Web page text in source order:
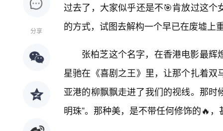
分享
过去了，大家似乎还是不🎯肯放过这
的方式，试图去解构一个早已在废墟上
张柏芝这个名字，在香港电影最
星驰在《喜剧之王》里，让那个扎着
亚港的柳飘飘走进了我们的视线。那时
明珠”。那种美，是不带任何修饰的🔥